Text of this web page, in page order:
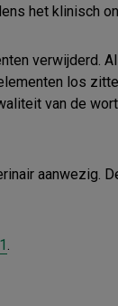
het klinisch
verwijderd.
los
van de
aanwezig.
.